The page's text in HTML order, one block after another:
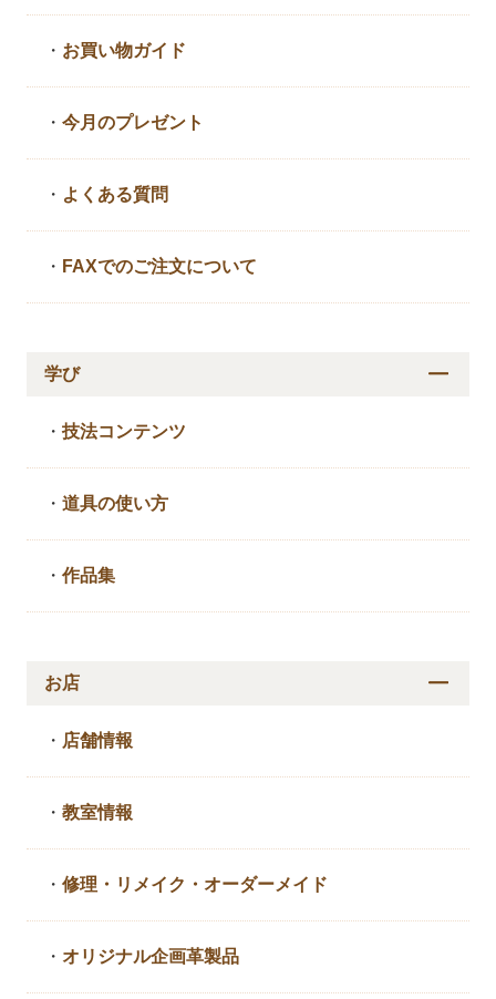
・ お買い物ガイド
・今月のプレゼント
・ よくある質問
・ FAXでのご注文について
学び
・技法コンテンツ
・道具の使い方
・作品集
お店
・ 店舗情報
・教室情報
・修理・リメイク・ オーダーメイド
・ オリジナル企画革製品